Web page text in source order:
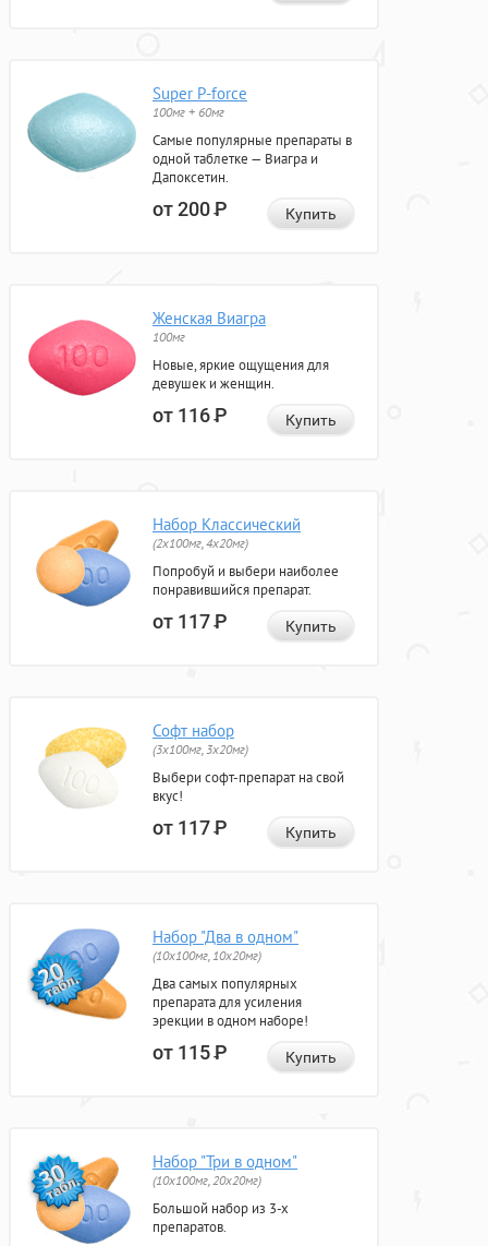
Super P-force
100мг + 60мг
Самые популярные препараты в
одной таблетке — Виагра и
Дапоксетин.
от 200Р Купить
Женская Виагра
100мг
Новые, яркие ощущения для
девушек и женщин.
от 116Р Купить
Набор Классический
(2x100мг, 4x20мг)
Попробуй и выбери наиболее
понравившийся препарат.
от 117Р Купить
Софт набор
(3x100мг, 3x20мг)
Выбери софт-препарат на свой
вкус!
от 117Р Купить
Набор "Два в одном"
(10x100мг, 10x20мг)
Два самых популярных
препарата для усиления
эрекции в одном наборе!
от 115Р Купить
Набор "Три в одном"
(10x100мг, 20x20мг)
Большой набор из 3-х
препаратов.